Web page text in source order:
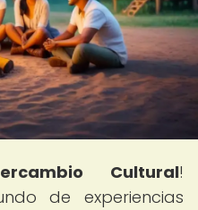
Cultural!
de experiencias